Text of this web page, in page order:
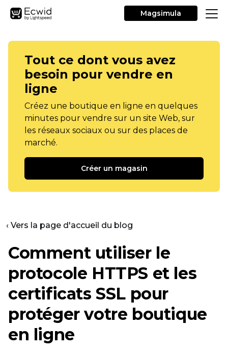
Magsimula
Tout ce dont vous avez
besoin pour vendre en
ligne
Créez une boutique en ligne en quelques
minutes pour vendre sur un site Web, sur
les réseaux sociaux ou sur des places de
marché.
Créer un magasin
‹ Vers la page d'accueil du blog
Comment utiliser le
protocole HTTPS et les
certificats SSL pour
protéger votre boutique
en ligne